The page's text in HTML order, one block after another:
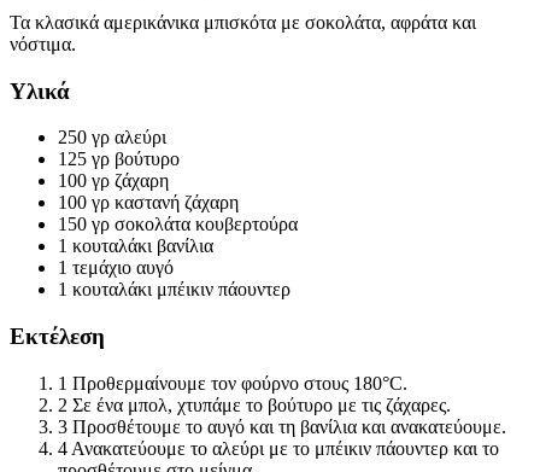
Τα κλασικά αμερικάνικα μπισκότα με σοκολάτα, αφράτα και
νόστιμα.
Υλικά
250 γρ αλεύρι
125 γρ βούτυρο
100 γρ ζάχαρη
100 γρ καστανή ζάχαρη
150 γρ σοκολάτα κουβερτούρα
1 κουταλάκι βανίλια
1 τεμάχιο αυγό
1 κουταλάκι μπέικιν πάουντερ
Εκτέλεση
1 Προθερμαίνουμε τον φούρνο στους 180°C.
2 Σε ένα μπολ, χτυπάμε το βούτυρο με τις ζάχαρες.
3 Προσθέτουμε το αυγό και τη βανίλια και ανακατεύουμε.
4 Ανακατεύουμε το αλεύρι με το μπέικιν πάουντερ και το